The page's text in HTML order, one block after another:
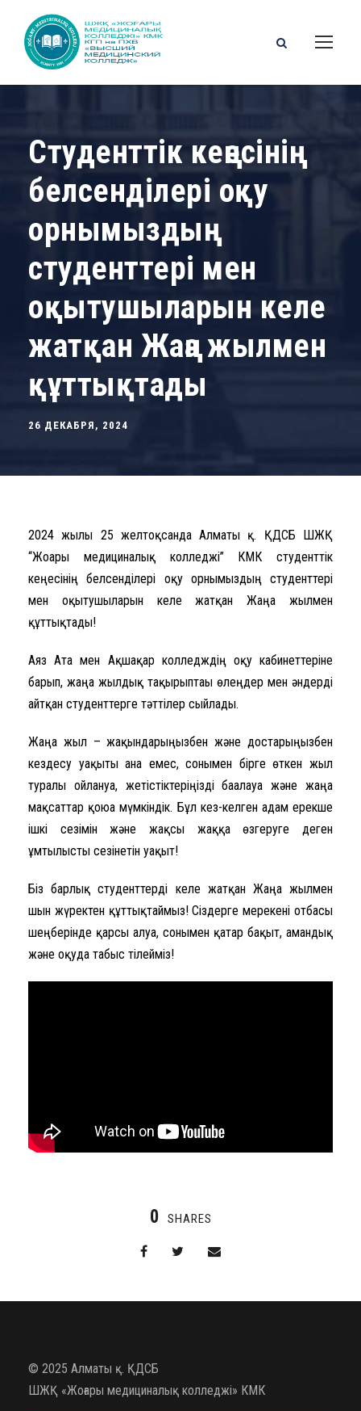
Студенттік кеңесінің
белсенділері оқу
орнымыздың
студенттері мен
оқытушыларын келе
жатқан Жаңа жылмен
құттықтады
26 ДЕКАБРЯ, 2024
2024 жылғы 25 желтоқсанда Алматы қ. ҚДСБ ШЖҚ
“Жоғары медициналық колледжі” КМК студенттік
кеңесінің белсенділері оқу орнымыздың студенттері
мен оқытушыларын келе жатқан Жаңа жылмен
құттықтады!
Аяз Ата мен Ақшақар колледждің оқу кабинеттеріне
барып, жаңа жылдық тақырыптағы өлеңдер мен әндерді
айтқан студенттерге тәттілер сыйлады.
Жаңа жыл – жақындарыңызбен және достарыңызбен
кездесу уақыты ғана емес, сонымен бірге өткен жыл
туралы ойлануға, жетістіктеріңізді бағалауға және жаңа
мақсаттар қоюға мүмкіндік. Бұл кез-келген адам ерекше
ішкі сезімін және жақсы жаққа өзгеруге деген
ұмтылысты сезінетін уақыт!
Біз барлық студенттерді келе жатқан Жаңа жылмен
шын жүректен құттықтаймыз! Сіздерге мерекені отбасы
шеңберінде қарсы алуға, сонымен қатар бақыт, амандық
және оқуда табыс тілейміз!
0 SHARES
© 2025 Алматы қ. ҚДСБ
ШЖҚ «Жоғары медициналық колледжі» КМК